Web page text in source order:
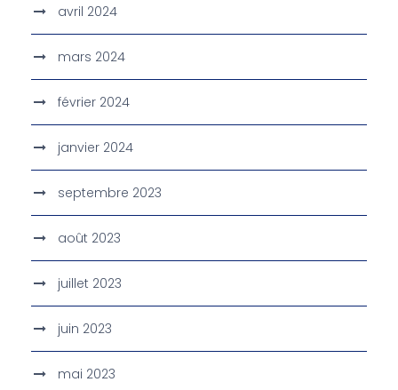
avril 2024
mars 2024
février 2024
janvier 2024
septembre 2023
août 2023
juillet 2023
juin 2023
mai 2023